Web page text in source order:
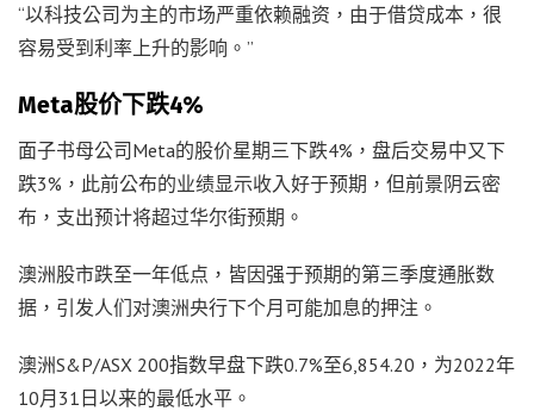
“以科技公司为主的市场严重依赖融资，由于借贷成本，很
容易受到利率上升的影响。”
Meta股价下跌4%
面子书母公司Meta的股价星期三下跌4%，盘后交易中又下
跌3%，此前公布的业绩显示收入好于预期，但前景阴云密
布，支出预计将超过华尔街预期。
澳洲股市跌至一年低点，皆因强于预期的第三季度通胀数
据，引发人们对澳洲央行下个月可能加息的押注。
澳洲S&P/ASX 200指数早盘下跌0.7%至6,854.20，为2022年
10月31日以来的最低水平。